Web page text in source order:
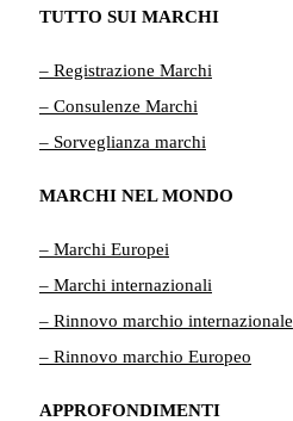
TUTTO SUI MARCHI
– Registrazione Marchi
– Consulenze Marchi
– Sorveglianza marchi
MARCHI NEL MONDO
– Marchi Europei
– Marchi internazionali
– Rinnovo marchio internazionale
– Rinnovo marchio Europeo
APPROFONDIMENTI